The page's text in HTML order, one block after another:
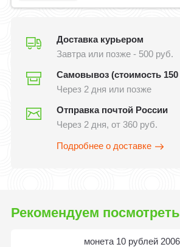
Доставка курьером
Завтра или позже - 500 руб.
Самовывоз (стоимость 150
Через 2 дня или позже
Отправка почтой России
Через 2 дня, от 360 руб.
Подробнее о доставке
Рекомендуем посмотреть
монета 10 рублей 2006